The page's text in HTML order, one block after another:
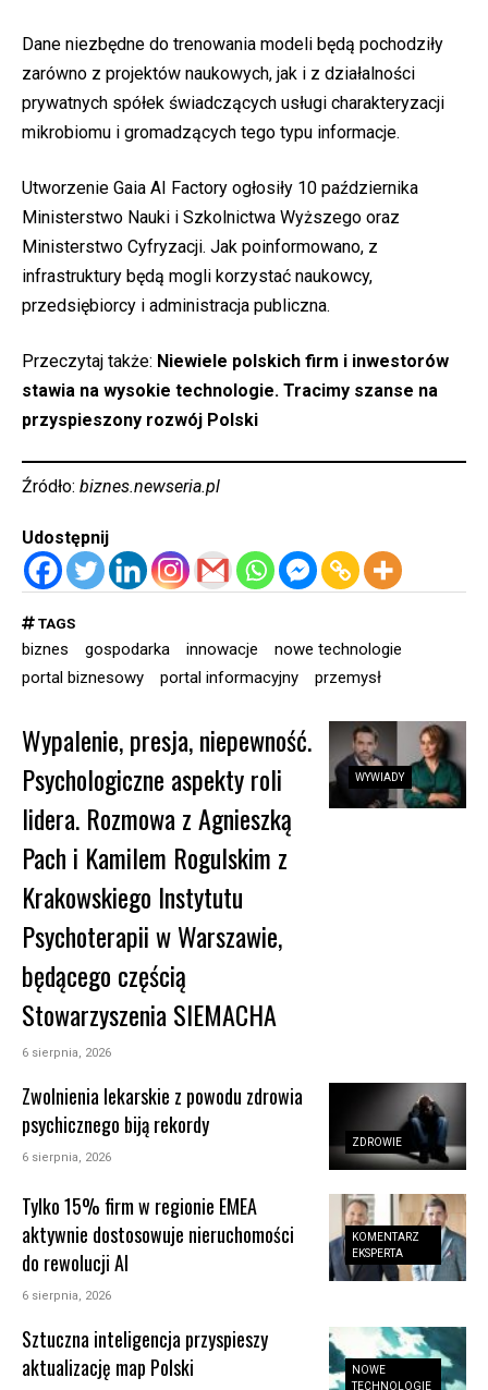
Dane niezbędne do trenowania modeli będą pochodziły
zarówno z projektów naukowych, jak i z działalności
prywatnych spółek świadczących usługi charakteryzacji
mikrobiomu i gromadzących tego typu informacje.
Utworzenie Gaia AI Factory ogłosiły 10 października
Ministerstwo Nauki i Szkolnictwa Wyższego oraz
Ministerstwo Cyfryzacji. Jak poinformowano, z
infrastruktury będą mogli korzystać naukowcy,
przedsiębiorcy i administracja publiczna.
Przeczytaj także: Niewiele polskich firm i inwestorów
stawia na wysokie technologie. Tracimy szanse na
przyspieszony rozwój Polski
Źródło: biznes.newseria.pl
Udostępnij
TAGS
biznes gospodarka innowacje
nowe technologie
portal biznesowy
portal informacyjny przemysł
WYWIADY
Wypalenie, presja, niepewność.
Psychologiczne aspekty roli
lidera. Rozmowa z Agnieszką
Pach i Kamilem Rogulskim z
Krakowskiego Instytutu
Psychoterapii w Warszawie,
będącego częścią
Stowarzyszenia SIEMACHA
6 sierpnia, 2026
ZDROWIE
Zwolnienia lekarskie z powodu zdrowia
psychicznego biją rekordy
6 sierpnia, 2026
KOMENTARZ
EKSPERTA
Tylko 15% firm w regionie EMEA
aktywnie dostosowuje nieruchomości
do rewolucji AI
6 sierpnia, 2026
NOWE
TECHNOLOGIE
Sztuczna inteligencja przyspieszy
aktualizację map Polski